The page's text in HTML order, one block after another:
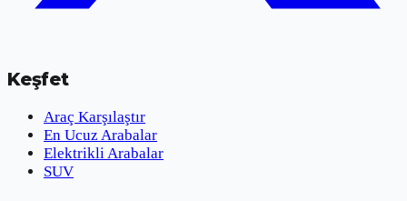
Keşfet
Araç Karşılaştır
En Ucuz Arabalar
Elektrikli Arabalar
SUV